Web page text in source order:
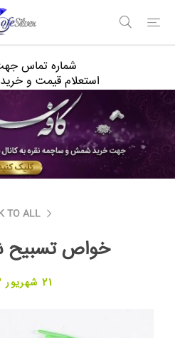
شماره تماس
استعلام قیمت و خرید 09120149274
TO ALL
خواص تسبیح
21 شهریور 1402